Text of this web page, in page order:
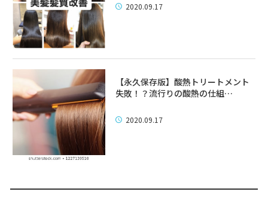
2020.09.17
【永久保存版】酸熱トリートメント
失敗！？流行りの酸熱の仕組…
2020.09.17